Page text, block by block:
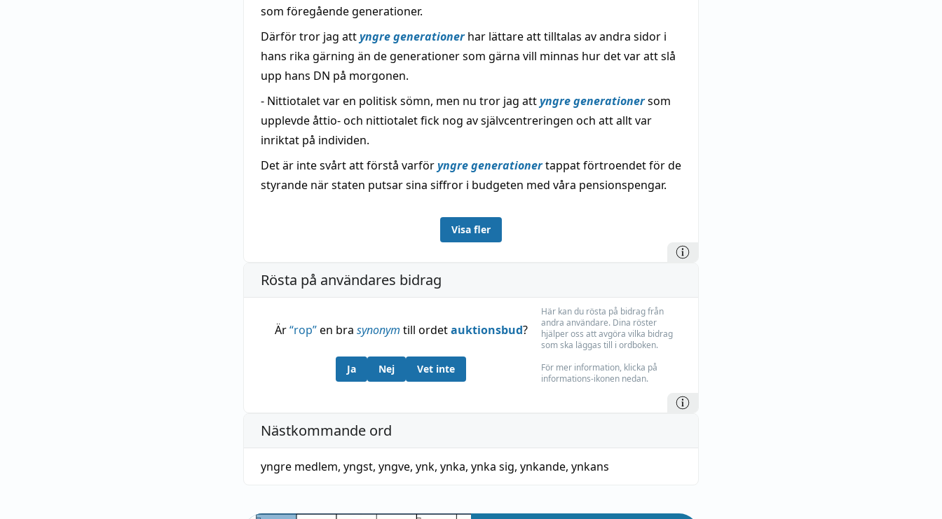
som föregående generationer.
Därför tror jag attyngre generationerhar lättare att tilltalas av andra sidor i
hans rika gärning än de generationer som gärna vill minnas hur det var att slå
upp hans DN på morgonen.
- Nittiotalet var en politisk sömn, men nu tror jag attyngre generationersom
upplevde åttio- och nittiotalet fick nog av självcentreringen och att allt var
inriktat på individen.
Det är inte svårt att förstå varföryngre generationertappat förtroendet för de
styrande när staten putsar sina siffror i budgeten med våra pensionspengar.
Visa fler
Rösta på användares bidrag
Är“rop”en bra synonym till ordetauktionsbud?
Ja Nej Vet inte
Här kan du rösta på bidrag från
andra användare. Dina röster
hjälper oss att avgöra vilka bidrag
som ska läggas till i ordboken.
För mer information, klicka på
informations-ikonen nedan.
Nästkommande ord
yngre medlem, yngst, yngve, ynk, ynka, ynka sig, ynkande, ynkans